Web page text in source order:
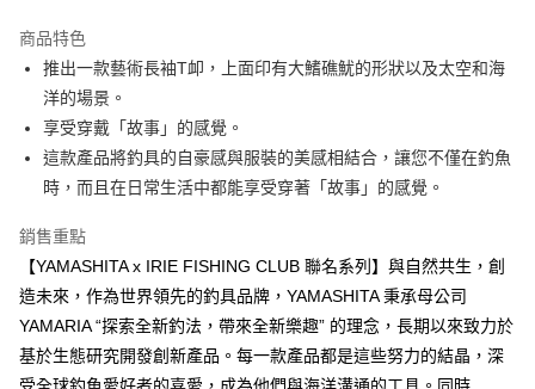
合作金庫商業銀行
華南商業銀行
彰化商業銀行
上海商業儲蓄銀行
國泰世華商業銀行
臺灣中小企業銀行
台中商業銀行
匯豐（台灣）商業銀行
華泰商業銀行
聯邦商業銀行
遠東國際商業銀行
元大商業銀行
台新國際商業銀行
中國信託商業銀行
台灣樂天信用卡公司
超商取貨付款
Apple Pay
街口支付
悠遊付
大哥付你分期
相關說明
【大哥付你分期使用說明】
2.付款方式選擇「大哥付你分期」，訂單成立後會自動跳轉到大哥付的交易
流程，驗證手機門號後，選擇欲分期的期數、繳款截止日，確認付款後即完
成交易。
AFTEE先享後付
相關說明
【關於「AFTEE先享後付」】
AFTEE先享後付是「在收到商品之後才付款」的支付方式。 讓您購物簡單
ATM付款
商品特色
推出一款藝術長袖T卹，上面印有大鰭礁魷的形狀以及太空和海
洋的場景。
享受穿戴「故事」的感覺。
這款產品將釣具的自豪感與服裝的美感相結合，讓您不僅在釣魚
時，而且在日常生活中都能享受穿著「故事」的感覺。
銷售重點
【YAMASHITA x IRIE FISHING CLUB 聯名系列】與自然共生，創
造未來，作為世界領先的釣具品牌，YAMASHITA 秉承母公司
YAMARIA “探索全新釣法，帶來全新樂趣” 的理念，長期以來致力於
基於生態研究開發創新產品。每一款產品都是這些努力的結晶，深